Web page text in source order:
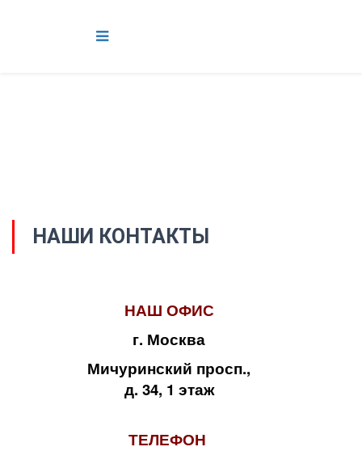
НАШИ КОНТАКТЫ
НАШ ОФИС
г. Москва
Мичуринский просп.,
д. 34, 1 этаж
ТЕЛЕФОН